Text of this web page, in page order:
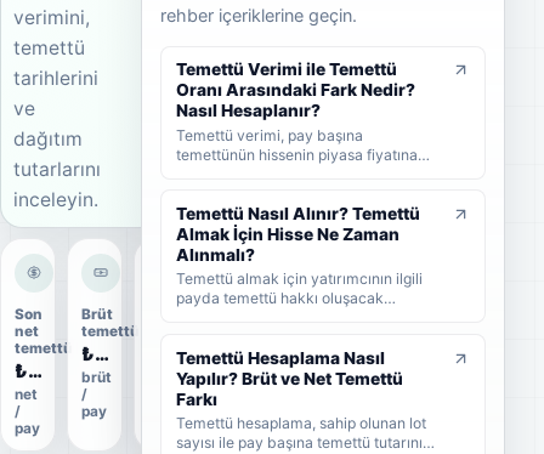
verimini,
temettü
tarihlerini
ve
dağıtım
tutarlarını
inceleyin.
Son
net
temettü
₺0,0852
net
/
pay
Brüt
temettü
₺0,10
brüt
/
pay
ödeme
oranı
rehber içeriklerine geçin.
Temettü Verimi ile Temettü
Oranı Arasındaki Fark Nedir?
Nasıl Hesaplanır?
Temettü verimi, pay başına
temettünün hissenin piyasa fiyatına
dağıtıldığını gösterir. KAP'ta görülen
kâr payı oranı ise çoğunlukla 1 TL
nominal değere göre hesaplanan ayrı
bir yüzdedir. Bu rehberde temettü
verimi, dağıtım oranı ve KAP temettü
oranı arasındaki farkları formüller ve
Temettü Nasıl Alınır? Temettü
Almak İçin Hisse Ne Zaman
Alınmalı?
Temettü almak için yatırımcının ilgili
payda temettü hakkı oluşacak
alındığını, hak kullanım tarihi, kayıt
tarihi ve ödeme tarihi arasındaki farkı
ve yatırımcıların nelere dikkat etmesi
gerektiğini sade şekilde bulabilirsiniz.
Temettü Hesaplama Nasıl
Yapılır? Brüt ve Net Temettü
Farkı
Temettü hesaplama, sahip olunan lot
sayısı ile pay başına temettü tutarının